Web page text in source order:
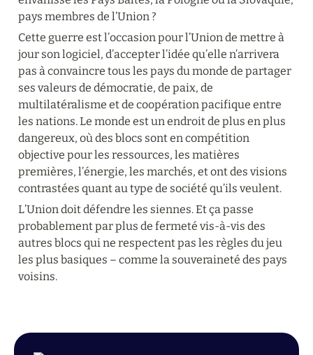
pays membres de l’Union ?
Cette guerre est l’occasion pour l’Union de mettre à
jour son logiciel, d’accepter l’idée qu’elle n’arrivera
pas à convaincre tous les pays du monde de partager
ses valeurs de démocratie, de paix, de
multilatéralisme et de coopération pacifique entre
les nations. Le monde est un endroit de plus en plus
dangereux, où des blocs sont en compétition
objective pour les ressources, les matières
premières, l’énergie, les marchés, et ont des visions
contrastées quant au type de société qu’ils veulent.
L’Union doit défendre les siennes. Et ça passe
probablement par plus de fermeté vis-à-vis des
autres blocs qui ne respectent pas les règles du jeu
les plus basiques – comme la souveraineté des pays
voisins.